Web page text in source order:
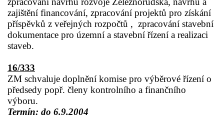
zajištění financování, zpracování projektů pro získání
příspěvků z veřejných rozpočtů , zpracování stavební
dokumentace pro územní a stavební řízení a realizaci
staveb.
16/333
ZM schvaluje doplnění komise pro výběrové řízení o
předsedy popř. členy kontrolního a finančního
výboru.
Termín: do 6.9.2004